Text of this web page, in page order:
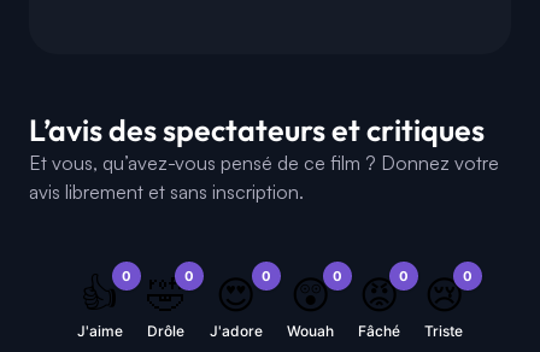
L’avis des spectateurs et critiques
Et vous, qu’avez-vous pensé de ce film ? Donnez votre
avis librement et sans inscription.
0
👍
J'aime
0
🤣
Drôle
0
😍
J'adore
0
😲
Wouah
0
😡
Fâché
0
😢
Triste